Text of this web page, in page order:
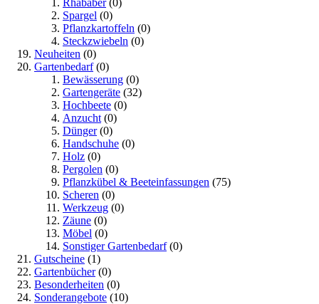
Spargel (0)
Pflanzkartoffeln (0)
Steckzwiebeln (0)
Neuheiten (0)
Gartenbedarf(0)
Bewässerung (0)
Gartengeräte (32)
Hochbeete (0)
Anzucht (0)
Dünger(0)
Handschuhe (0)
Holz (0)
Pergolen (0)
Pflanzkübel & Beeteinfassungen (75)
Scheren (0)
Werkzeug (0)
Zäune (0)
Möbel (0)
Sonstiger Gartenbedarf(0)
Gutscheine (1)
Gartenbücher(0)
Besonderheiten (0)
Sonderangebote (10)